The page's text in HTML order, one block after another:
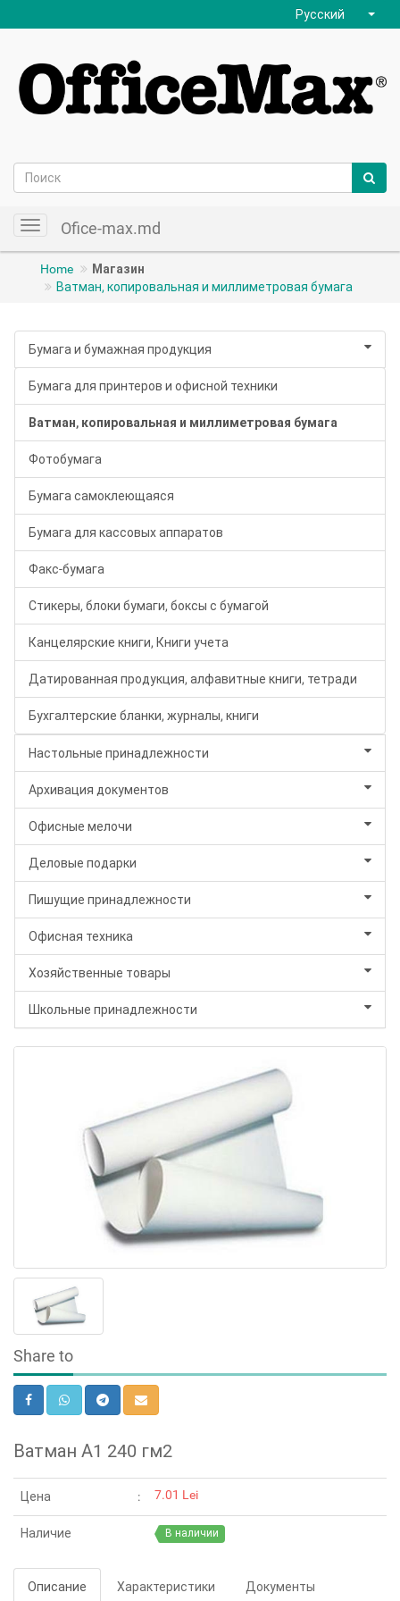
Русский
ToggleOfice-max.md
Home
Магазин
Ватман, копировальная и миллиметровая бумага
Бумага и бумажная продукция
Бумага для принтеров и офисной техники
Ватман, копировальная и миллиметровая бумага
Фотобумага
Бумага самоклеющаяся
Бумага для кассовых аппаратов
Факс-бумага
Стикеры, блоки бумаги, боксы с бумагой
Канцелярские книги, Книги учета
Датированная продукция, алфавитные книги, тетради
Бухгалтерские бланки, журналы, книги
Настольные принадлежности
Архивация документов
Офисные мелочи
Деловые подарки
Пишущие принадлежности
Офисная техника
Хозяйственные товары
Школьные принадлежности
Share to
Ватман А1 240 гм2
Цена 7.01 Lei
Наличие В наличии
Описание Характеристики Документы